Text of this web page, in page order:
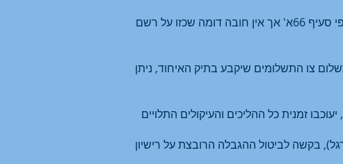
יש לשים לב כי, על רשם ההוצאה לפועל לשקול את השיקולים שפורט לעיל רק בעת הטלת ההגבלה לפי סעיף 66א' אך אין חובה דומה שכזו על רשם
צו התשלומים שיקבע בתיק האיחוד, ניתן
זמנית כל ההליכים והעיקולים התלויים
של פשיטת הרגל (סעיף 22א' לפקודת פשיטת הרגל), בקשה לביטול ההגבלה הרובצת על רישיון